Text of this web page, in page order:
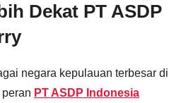
Dekat PT ASDP
negara kepulauan terbesar di
PT ASDP Indonesia